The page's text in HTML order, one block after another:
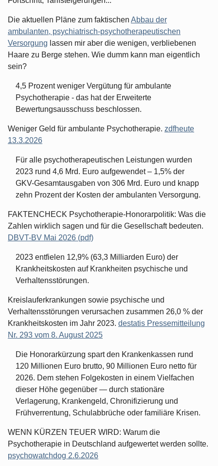
Die aktuellen Pläne zum faktischen Abbau der
ambulanten, psychiatrisch-psychotherapeutischen
Versorgung lassen mir aber die wenigen, verbliebenen
Haare zu Berge stehen. Wie dumm kann man eigentlich
sein?
4,5 Prozent weniger Vergütung für ambulante
Psychotherapie - das hat der Erweiterte
Bewertungsausschuss beschlossen.
Weniger Geld für ambulante Psychotherapie. zdfheute
13.3.2026
Für alle psychotherapeutischen Leistungen wurden
2023 rund 4,6 Mrd. Euro aufgewendet – 1,5% der
GKV-Gesamtausgaben von 306 Mrd. Euro und knapp
zehn Prozent der Kosten der ambulanten Versorgung.
FAKTENCHECK Psychotherapie-Honorarpolitik: Was die
Zahlen wirklich sagen und für die Gesellschaft bedeuten.
DBVT-BV Mai 2026 (pdf)
2023 entfielen 12,9% (63,3 Milliarden Euro) der
Krankheitskosten auf Krankheiten psychische und
Verhaltensstörungen.
Kreislauferkrankungen sowie psychische und
Verhaltensstörungen verursachen zusammen 26,0 % der
Krankheitskosten im Jahr 2023. destatis Pressemitteilung
Nr. 293 vom 8. August 2025
Die Honorarkürzung spart den Krankenkassen rund
120 Millionen Euro brutto, 90 Millionen Euro netto für
2026. Dem stehen Folgekosten in einem Vielfachen
dieser Höhe gegenüber — durch stationäre
Verlagerung, Krankengeld, Chronifizierung und
Frühverrentung, Schulabbrüche oder familiäre Krisen.
WENN KÜRZEN TEUER WIRD: Warum die
Psychotherapie in Deutschland aufgewertet werden sollte.
psychowatchdog 2.6.2026